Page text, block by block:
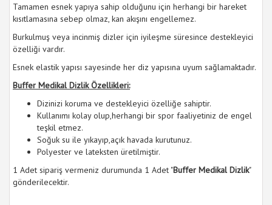
Tamamen esnek yapıya sahip olduğunu için herhangi bir hareket
kısıtlamasına sebep olmaz, kan akışını engellemez.
Burkulmuş veya incinmiş dizler için iyileşme süresince destekleyici
özelliği vardır.
Esnek elastik yapısı sayesinde her diz yapısına uyum sağlamaktadır.
Buffer Medikal Dizlik Özellikleri:
Dizinizi koruma ve destekleyici özelliğe sahiptir.
Kullanımı kolay olup,herhangi bir spor faaliyetiniz de engel
teşkil etmez.
Soğuk su ile yıkayıp,açık havada kurutunuz.
Polyester ve lateksten üretilmiştir.
1 Adet sipariş vermeniz durumunda 1 Adet "Buffer Medikal Dizlik"
gönderilecektir.